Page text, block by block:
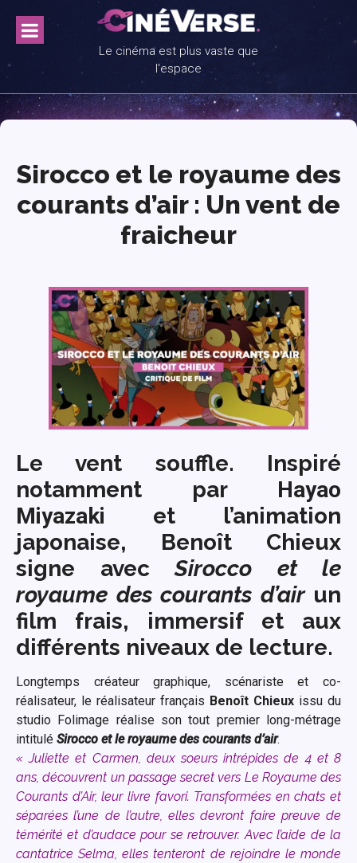
content
Le cinéma est plus vaste que
l'espace
Sirocco et le royaume des
courants d’air : Un vent de
fraicheur
Le vent souffle. Inspiré
notamment par Hayao
Miyazaki et l’animation
japonaise, Benoît Chieux
signe avecSirocco et le
royaume des courants d’airun
film frais, immersif et aux
différents niveaux de lecture.
Longtemps créateur graphique, scénariste et co-
réalisateur, le réalisateur français Benoît Chieux issu du
studio Folimage réalise son tout premier long-métrage
intitulé Sirocco et le royaume des courants d’air.
« Juliette et Carmen, deux soeurs intrépides de 4 et 8
ans, découvrent un passage secret vers Le Royaume des
Courants d’Air, leur livre favori. Transformées en chats et
séparées l’une de l’autre, elles devront faire preuve de
témérité et d’audace pour se retrouver. Avec l’aide de la
cantatrice Selma, elles tenteront de rejoindre le monde